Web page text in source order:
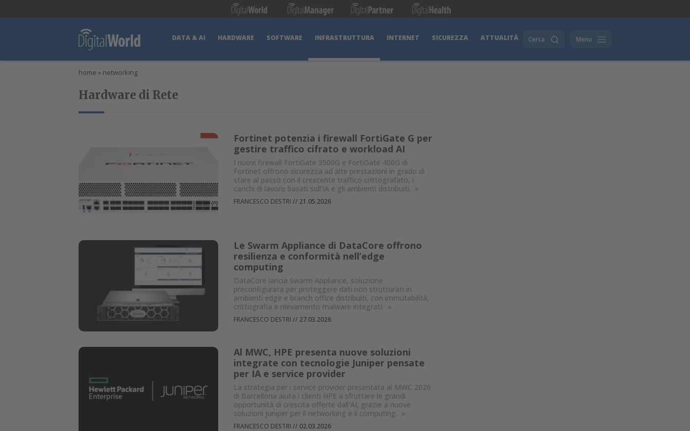
DATA & AI HARDWARE SOFTWARE INFRASTRUTTURA INTERNET SICUREZZA ATTUALITÀ Cerca Menu
home » networking
Hardware di Rete
Fortinet potenzia i firewall FortiGate G per
gestire traffico cifrato e workload AI
I nuovi firewall FortiGate 3500G e FortiGate 400G di
Fortinet offrono sicurezza ad alte prestazioni in grado di
stare al passo con il crescente traffico crittografato, i
carichi di lavoro basati sull’IA e gli ambienti distribuiti. »
FRANCESCO DESTRI // 21.05.2026
Le Swarm Appliance di DataCore offrono
resilienza e conformità nell’edge
computing
DataCore lancia Swarm Appliance, soluzione
preconfigurata per proteggere dati non strutturati in
ambienti edge e branch office distribuiti, con immutabilità,
crittografia e rilevamento malware integrati. »
FRANCESCO DESTRI // 27.03.2026
Al MWC, HPE presenta nuove soluzioni
integrate con tecnologie Juniper pensate
per IA e service provider
La strategia per i service provider presentata al MWC 2026
di Barcellona aiuta i clienti HPE a sfruttare le grandi
opportunità di crescita offerte dall'AI, grazie a nuove
soluzioni Juniper per il networking e il computing. »
FRANCESCO DESTRI // 02.03.2026